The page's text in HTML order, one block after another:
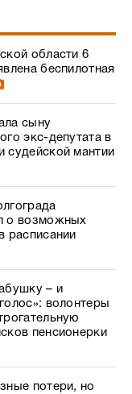
области 6
беспилотная
сыну
экс-депутата в
судейской мантии
о возможных
расписании
– и
волонтеры
пенсионерки
потери, но